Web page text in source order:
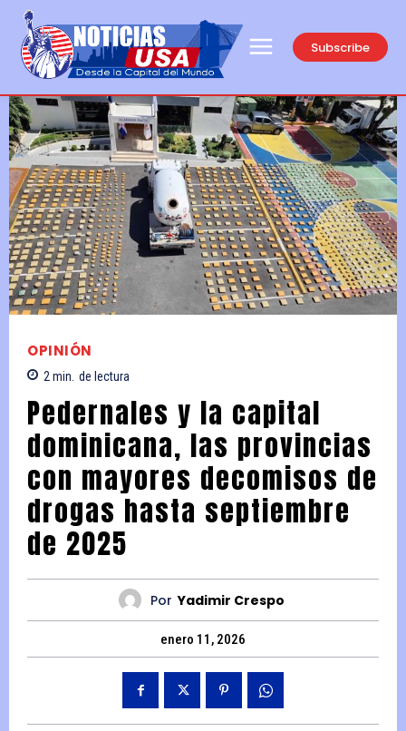
Subscribe
OPINIÓN
2 min. de lectura
Pedernales y la capital
dominicana, las provincias
con mayores decomisos de
drogas hasta septiembre
de 2025
Por Yadimir Crespo
enero 11, 2026